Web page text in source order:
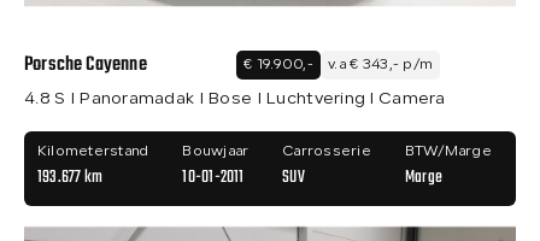
Porsche Cayenne € 19.900,- v.a € 343,- p/m
4.8 S I Panoramadak I Bose I Luchtvering I Camera
Kilometerstand
193.677 km
Bouwjaar
10-01-2011
Carrosserie
SUV
BTW/Marge
Marge